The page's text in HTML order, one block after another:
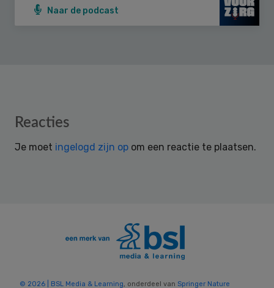
Naar de podcast
Reader
Reacties
Je moet ingelogd zijn op om een reactie te plaatsen.
© 2026 | BSL Media & Learning, onderdeel van Springer Nature